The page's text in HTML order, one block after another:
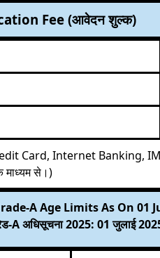
Fee (आवेदन शुल्क)
Card, Internet Banking,
माध्यम से।)
A Age Limits As On 01
A अधिसूचना 2025: 01 जुलाई